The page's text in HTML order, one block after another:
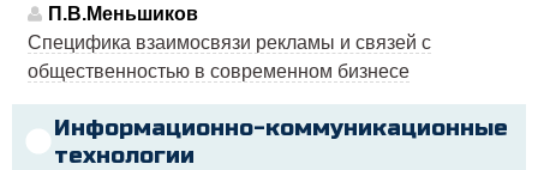
П.В.Меньшиков
Специфика взаимосвязи рекламы и связей с
общественностью в современном бизнесе
Информационно-коммуникационные
технологии